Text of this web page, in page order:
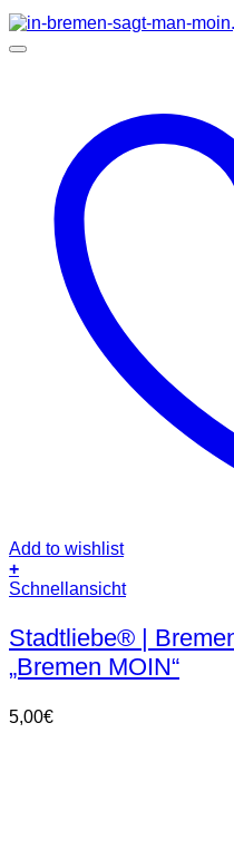
Add to wishlist
+
Schnellansicht
Stadtliebe® |
„Bremen MOIN“
5,00€